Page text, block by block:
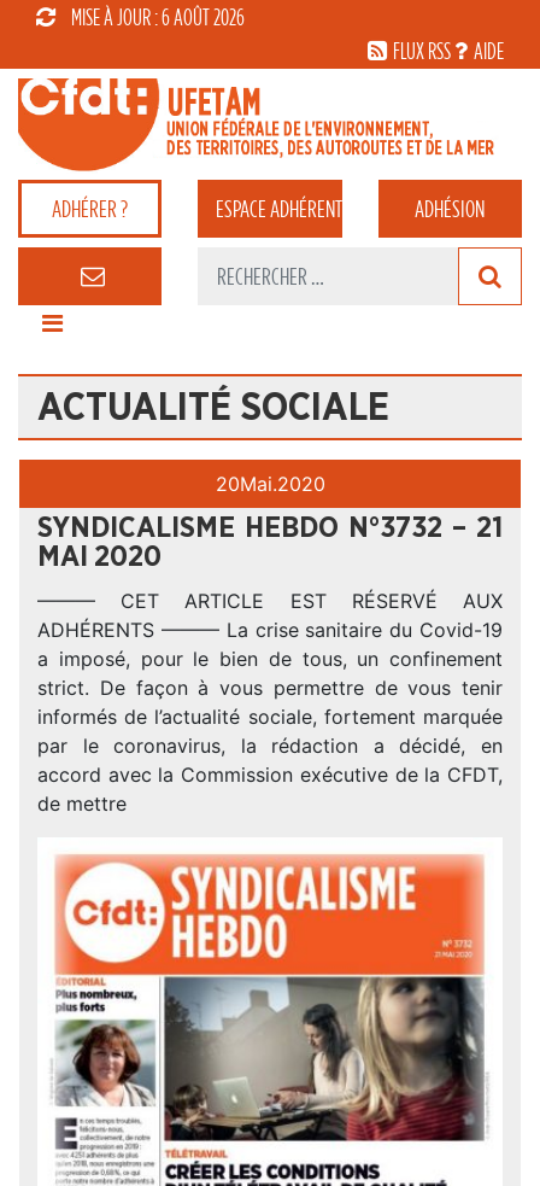
MISE À JOUR : 6 AOÛT 2026
FLUX RSS
AIDE
ADHÉRER ? ESPACEADHÉRENT ADHÉSION
ACTUALITÉ SOCIALE
20Mai.2020
SYNDICALISME HEBDO N°3732 – 21
MAI 2020
——— CET ARTICLE EST RÉSERVÉ AUX
ADHÉRENTS ——— La crise sanitaire du Covid-19
a imposé, pour le bien de tous, un confinement
strict. De façon à vous permettre de vous tenir
informés de l’actualité sociale, fortement marquée
par le coronavirus, la rédaction a décidé, en
accord avec la Commission exécutive de la CFDT,
de mettre